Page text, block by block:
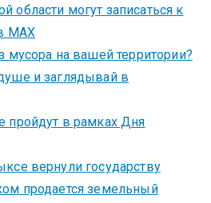
области могут записаться к
MAX
мусора на вашей территории?
и заглядывай в
пройдут в рамках Дня
вернули государству
продается земельный